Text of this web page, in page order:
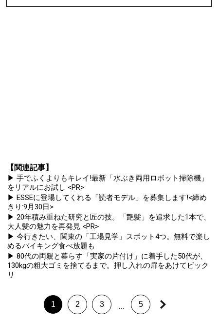
【関連記事】
▶ 手でふくよりもキレイ!最新「水ぶき両用ロボット掃除機」
をリアルにお試し <PR>
▶ ESSEに登場してくれる「読者モデル」を募集します!<締め
きり:9月30日>
▶ 20年積み重ねた研究と匠の技。「艶髪」を追求した1本で、
大人髪の魅力を再発見 <PR>
▶ 今行きたい、関東の「工場見学」スポット4つ。無料で楽し
めるバイキング食べ放題も
▶ 80代の両親と暮らす「実家の片付け」に着手した50代が、
130kgの粗大ゴミを捨てるまで。押し入れの扉をあけてビック
リ
1 2 3 … 5